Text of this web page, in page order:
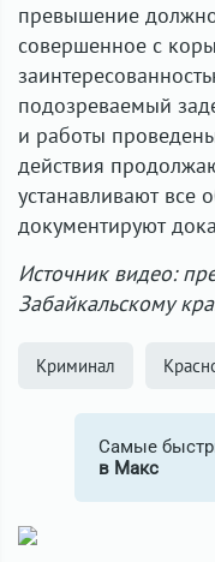
превышение
совершенное с
подозреваемый
и работы
действия
устанавливают все
документируют
Источник видео:
Забайкальскому
Криминал
Самые
в Макс